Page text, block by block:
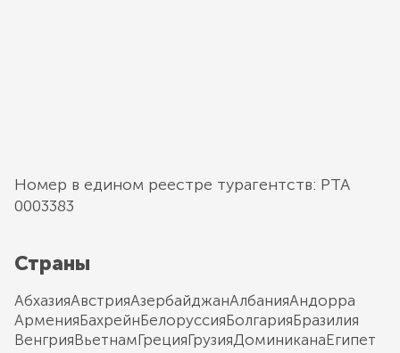
Номер в едином реестре турагентств: РТА
0003383
Страны
АбхазияАвстрияАзербайджанАлбанияАндорра
АрменияБахрейнБелоруссияБолгарияБразилия
ВенгрияВьетнамГрецияГрузияДоминиканаЕгипет